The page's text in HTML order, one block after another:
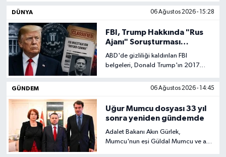
politikası büyük tartışmaya neden
DÜNYA 06 Ağustos 2026 - 15:28
FBI, Trump Hakkında "Rus
Ajanı" Soruşturması
Yürütmüş
ABD'de gizliliği kaldırılan FBI
belgeleri, Donald Trump'ın 2017
James Comey'nin ardından "Rusya
GÜNDEM 06 Ağustos 2026 - 14:45
Uğur Mumcu dosyası 33 yıl
sonra yeniden gündemde
Adalet Bakanı Akın Gürlek,
Mumcu'nun eşi Güldal Mumcu ve aile